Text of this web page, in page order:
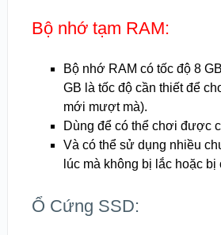
Bộ nhớ tạm RAM:
Bộ nhớ RAM có tốc độ 8
GB là tốc độ cần thiết để
mới mượt mà).
Dùng để có thể chơi được
Và có thể sử dụng nhiều
lúc mà không bị lắc hoặc bị
Ổ Cứng SSD: